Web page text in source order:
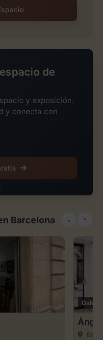
de
y exposición.
y conecta con
Barcelona
Galería